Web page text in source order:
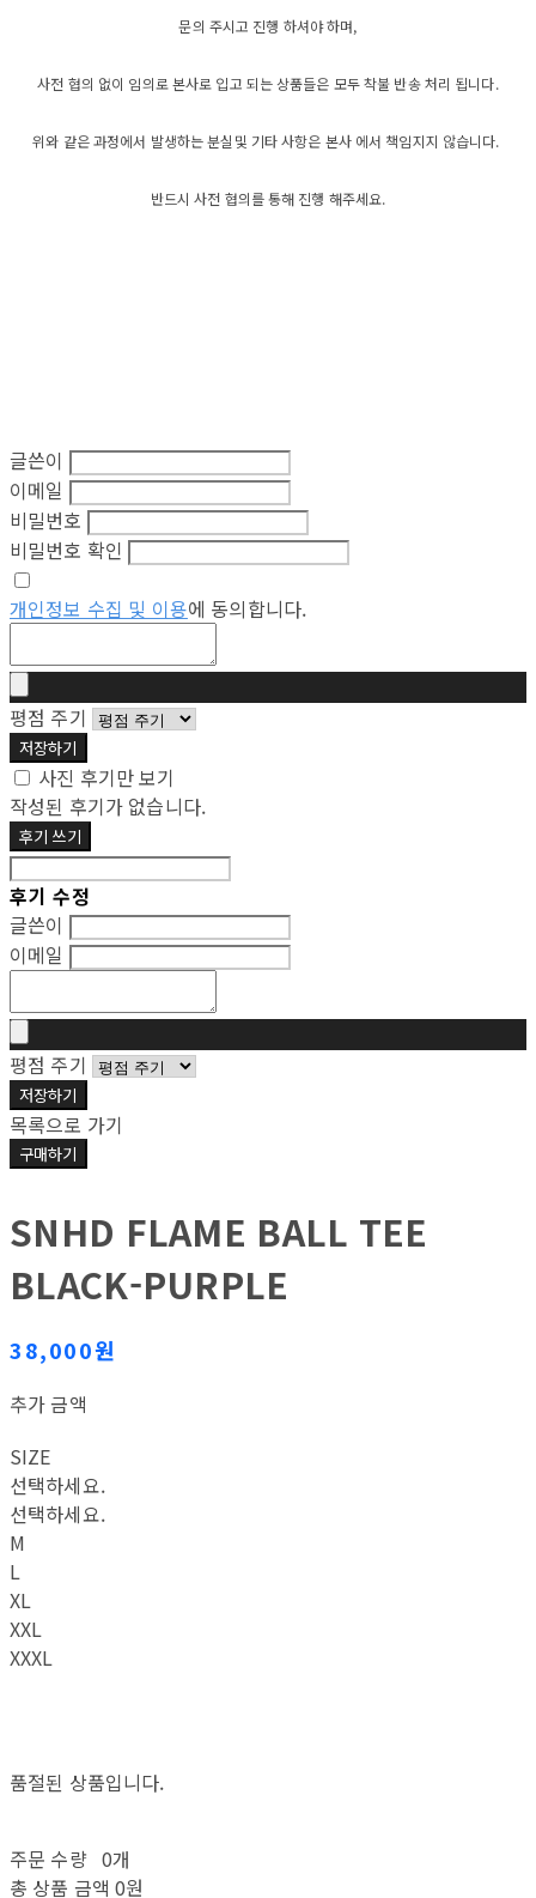
문의 주시고 진행 하셔야 하며,
사전 협의 없이 임의로 본사로 입고 되는 상품들은 모두 착불 반송 처리 됩니다.
위와 같은 과정에서 발생하는 분실및 기타 사항은 본사 에서 책임지지 않습니다.
반드시 사전 협의를 통해 진행 해주세요.
글쓴이
이메일
비밀번호
비밀번호 확인
개인정보 수집 및 이용에 동의합니다.
평점 주기
저장하기
사진 후기만 보기
작성된 후기가 없습니다.
후기 쓰기
후기 수정
글쓴이
이메일
평점 주기
저장하기
목록으로 가기
구매하기
SNHD FLAME BALL TEE
BLACK-PURPLE
38,000원
추가 금액
SIZE
선택하세요.
선택하세요.
M
L
XL
XXL
XXXL
품절된 상품입니다.
주문 수량 0개
총 상품 금액 0원